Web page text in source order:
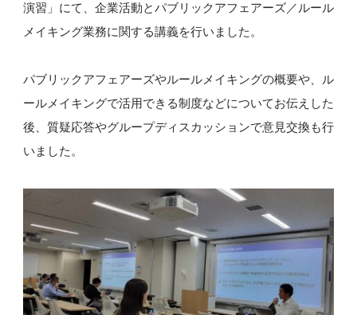
演習」にて、企業活動とパブリックアフェアーズ／ルール
メイキング業務に関する講義を行いました。
パブリックアフェアーズやルールメイキングの概要や、ル
ールメイキングで活用できる制度などについてお伝えした
後、質疑応答やグループディスカッションで意見交換も行
いました。